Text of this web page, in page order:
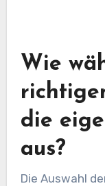
Wie
die
aus?
Die Auswahl